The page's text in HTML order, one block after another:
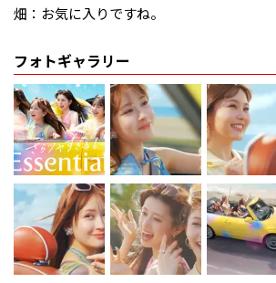
畑：お気に入りですね。
フォトギャラリー